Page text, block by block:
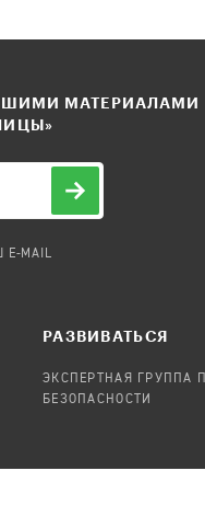
МАТЕРИАЛАМИ
MAIL
РАЗВИВАТЬСЯ
ЭКСПЕРТНАЯ ГРУППА
БЕЗОПАСНОСТИ